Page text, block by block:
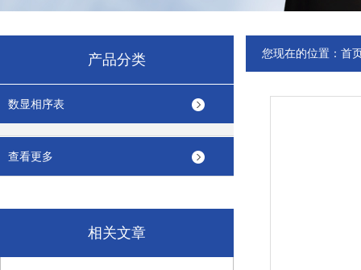
产品分类
数显相序表
查看更多
相关文章
您现在的位置： 首